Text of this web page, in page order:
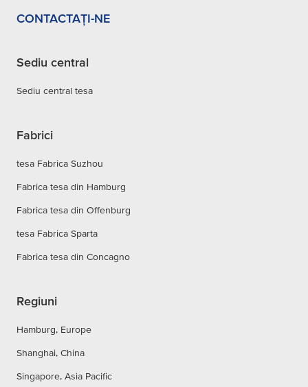
CONTACTAȚI-NE
Sediu central
Sediu central tesa
Fabrici
tesa Fabrica Suzhou
Fabrica tesa din Hamburg
Fabrica tesa din Offenburg
tesa Fabrica Sparta
Fabrica tesa din Concagno
Regiuni
Hamburg, Europe
Shanghai, China
Singapore, Asia Pacific